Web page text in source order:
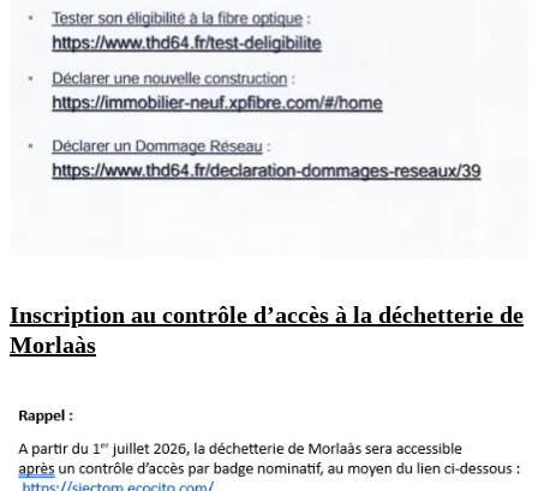
Inscription au contrôle d’accès à la déchetterie de
Morlaàs